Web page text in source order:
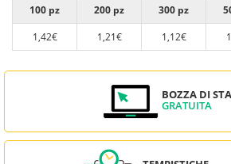
100 pz 200 pz 300 pz
1,42€
1,21€ 1,12€
BOZZA DI
GRATUITA